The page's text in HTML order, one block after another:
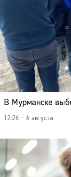
В Мурманске
12:26 – 6 августа